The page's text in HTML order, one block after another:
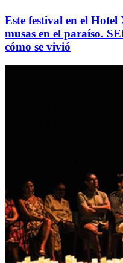
Este festival en el Hotel
musas en el paraíso.
cómo se vivió